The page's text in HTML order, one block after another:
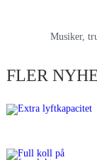
Musiker,
FLER